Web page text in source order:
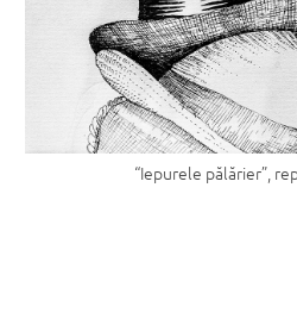
“Iepurele pălărier”,